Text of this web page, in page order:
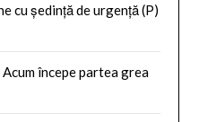
cu ședință de urgență (P)
începe partea grea